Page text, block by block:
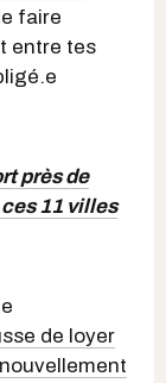
faire
entre tes
près de
11 villes
de loyer